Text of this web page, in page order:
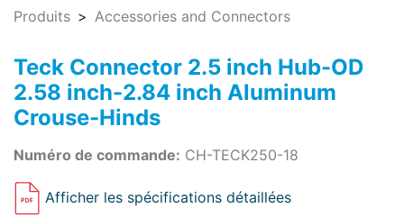
Produits Accessories and Connectors
Teck Connector 2.5 inch Hub-OD
2.58 inch-2.84 inch Aluminum
Crouse-Hinds
Numéro de commande: CH-TECK250-18
Afficher les spécifications détaillées